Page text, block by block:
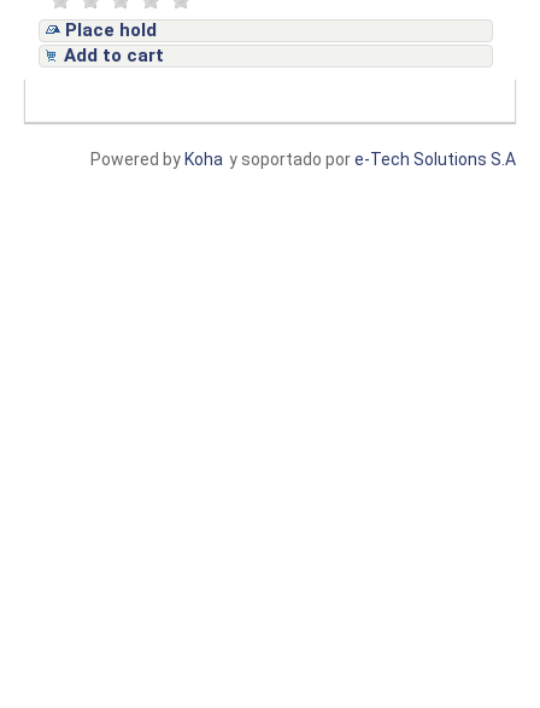
Place hold
Add to cart
y soportado pore-Tech Solutions S.A
Powered by Koha